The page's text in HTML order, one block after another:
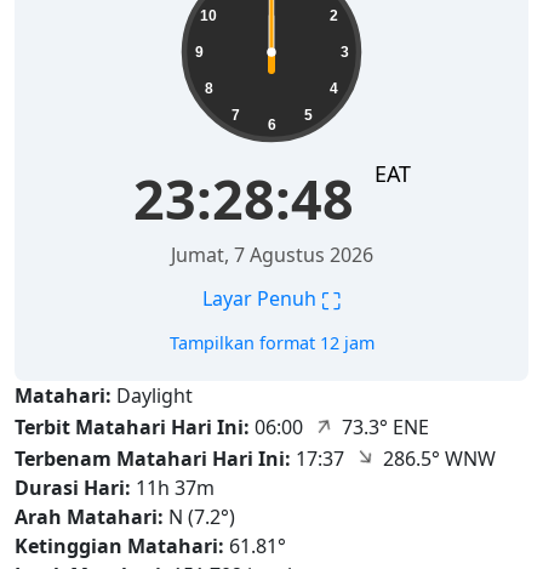
2
3
4
5
6
7
8
9
10
23:28:48 EAT
Jumat, 7 Agustus 2026
Layar Penuh ⛶
Tampilkan format 12 jam
Matahari: Daylight
Terbit Matahari Hari Ini: 06:00 ↑ 73.3° ENE
Terbenam Matahari Hari Ini: 17:37 ↑ 286.5° WNW
Durasi Hari: 11h 37m
Arah Matahari: N (7.2°)
Ketinggian Matahari: 61.81°